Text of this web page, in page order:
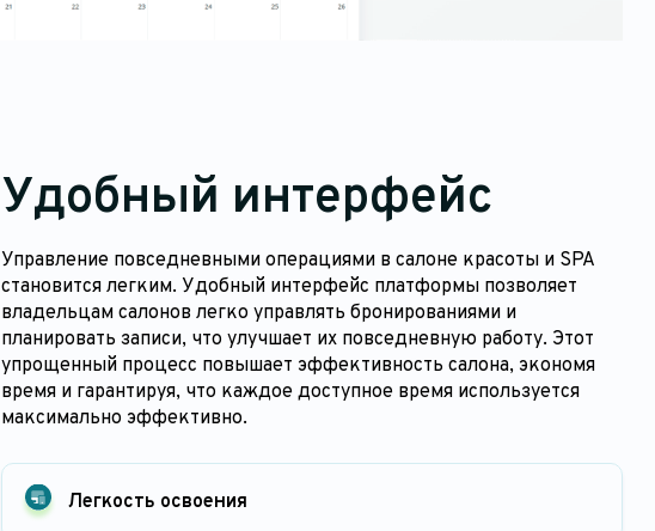
Удобный интерфейс
Управление повседневными операциями в салоне красоты и SPA
становится легким. Удобный интерфейс платформы позволяет
владельцам салонов легко управлять бронированиями и
планировать записи, что улучшает их повседневную работу. Этот
упрощенный процесс повышает эффективность салона, экономя
время и гарантируя, что каждое доступное время используется
максимально эффективно.
Легкость освоения